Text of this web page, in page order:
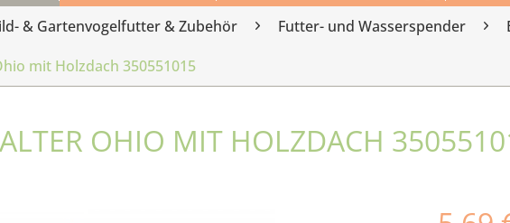
& Gartenvogelfutter & Zubehör Futter- und Wasserspender
mit Holzdach 350551015
OHIO MIT HOLZDACH